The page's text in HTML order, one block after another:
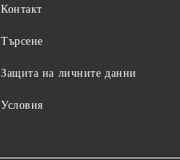
Контакт
Търсене
Защита на личните данни
Условия